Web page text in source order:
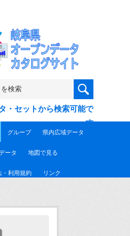
・セットから検索可能で
す
グループ 県内広域データ
ータ 地図で見る
・利用規約 リンク